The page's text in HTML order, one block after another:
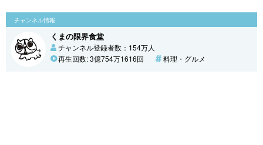
チャンネル情報
くまの限界食堂
チャンネル登録者数：154万人
再生回数: 3億754万1616回
料理・グルメ